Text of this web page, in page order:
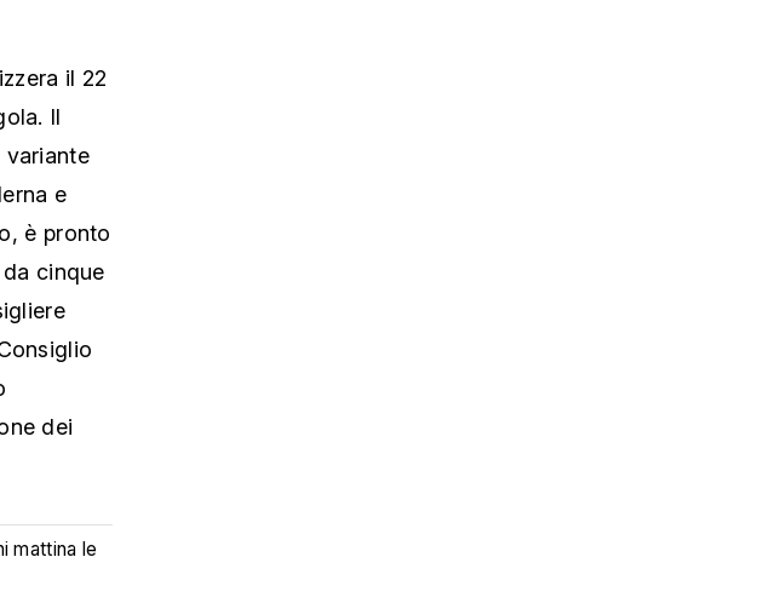
il 22
Il
variante
e
è pronto
cinque
dei
mattina le